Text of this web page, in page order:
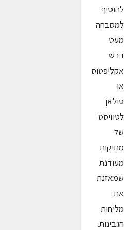
להוסיף
למסבחה
מעט
דבש
אקליפטוס
או
סילאן
לטוויסט
של
מתיקות
מעודנת
שמאזנת
את
מליחות
הגבינות.